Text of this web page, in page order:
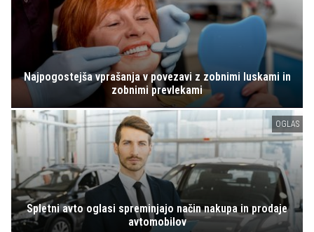
Najpogostejša vprašanja v povezavi z zobnimi luskami in
zobnimi prevlekami
OGLAS
Spletni avto oglasi spreminjajo način nakupa in prodaje
avtomobilov